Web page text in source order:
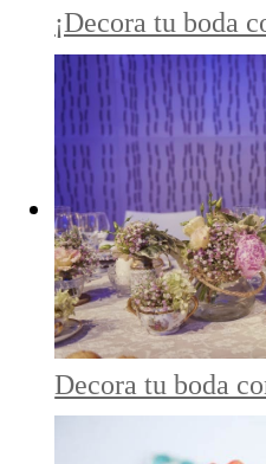
¡Decora tu boda
Decora tu boda